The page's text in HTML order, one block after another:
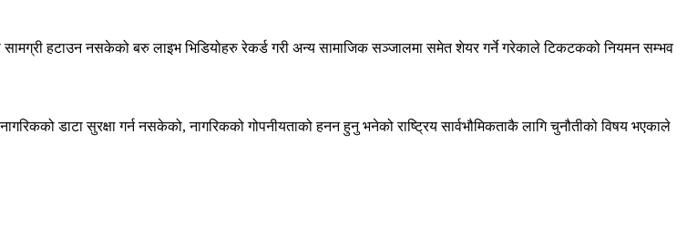
हटाउन नसकेको बरु लाइभ भिडियोहरु रेकर्ड गरी अन्य सामाजिक सञ्जालमा समेत शेयर गर्ने गरेकाले टिकटकको नियमन सम्भव
डाटा सुरक्षा गर्न नसकेको,नागरिकको गोपनीयताको हनन हुनु भनेको राष्ट्रिय सार्वभौमिकताकै लागि चुनौतीको विषय भएकाले